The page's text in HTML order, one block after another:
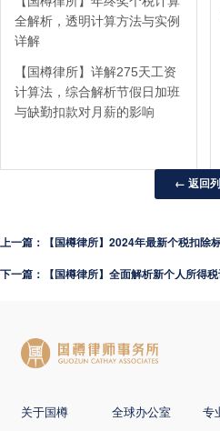
全解析，透明计算方法与实例
详解
【国樽律所】详解275天工资
计算法，综合解析节假日加班
与缺勤扣款对月薪的影响
← 返回
关于国樽 全球办公室 专